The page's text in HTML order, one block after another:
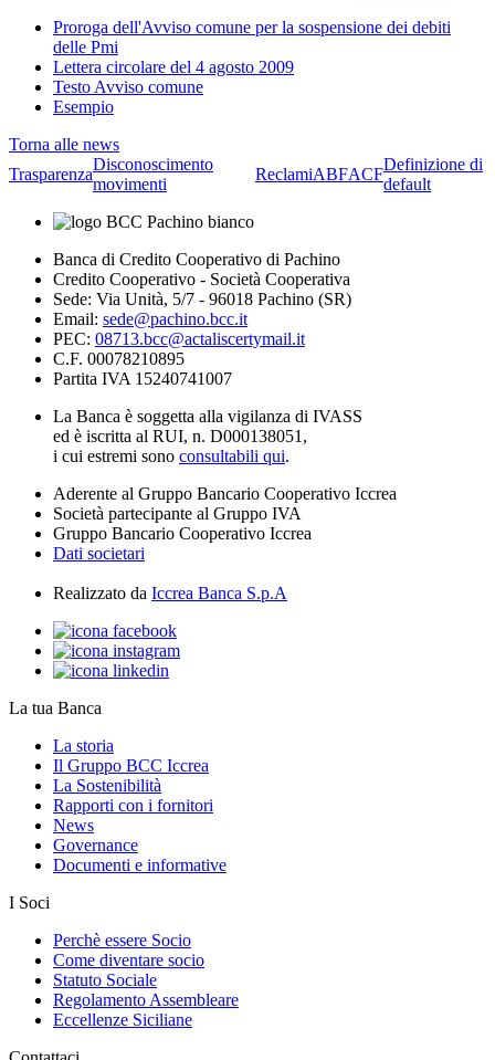
Proroga dell'Avviso comune per la sospensione dei debiti
delle Pmi
Lettera circolare del 4 agosto 2009
Testo Avviso comune
Esempio
Torna alle news
Trasparenza
Disconoscimento
movimenti
ReclamiABFACF
Definizione di
default
Banca di Credito Cooperativo di Pachino
Credito Cooperativo - Società Cooperativa
Sede: Via Unità, 5/7 - 96018 Pachino (SR)
Email: sede@pachino.bcc.it
PEC: 08713.bcc@actaliscertymail.it
C.F. 00078210895
Partita IVA 15240741007
La Banca è soggetta alla vigilanza di IVASS
ed è iscritta al RUI, n. D000138051,
i cui estremi sono consultabili qui.
Aderente al Gruppo Bancario Cooperativo Iccrea
Società partecipante al Gruppo IVA
Gruppo Bancario Cooperativo Iccrea
Dati societari
Realizzato da Iccrea Banca S.p.A
La tua Banca
La storia
Il Gruppo BCC Iccrea
La Sostenibilità
Rapporti con i fornitori
News
Governance
Documenti e informative
I Soci
Perchè essere Socio
Come diventare socio
Statuto Sociale
Regolamento Assembleare
Eccellenze Siciliane